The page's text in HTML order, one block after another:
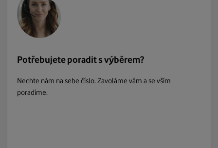
Potřebujete poradit s výběrem?
Nechte nám na sebe číslo. Zavoláme vám a se vším
poradíme.